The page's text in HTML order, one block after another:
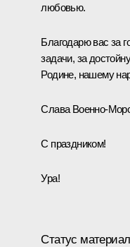
любовью.
Благодарю вас за
задачи, за
Родине, нашему
Слава Военно-
С праздником!
Ура!
Статус